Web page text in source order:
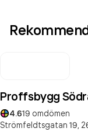
Proffsbygg
4.619 omdömen
Strömfeldtsgatan 19,